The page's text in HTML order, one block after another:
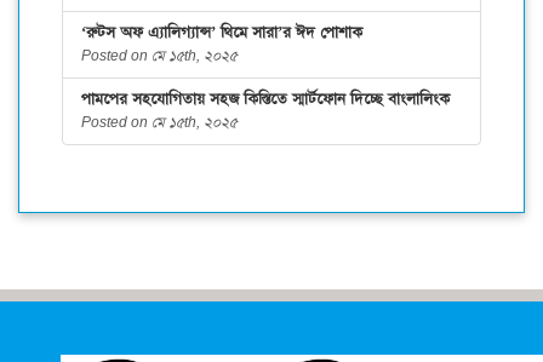
‘রুটস অফ এ্যালিগ্যান্স’ থিমে সারা’র ঈদ পোশাক
Posted on মে ১৫th, ২০২৫
পামপের সহযোগিতায় সহজ কিস্তিতে স্মার্টফোন দিচ্ছে বাংলালিংক
Posted on মে ১৫th, ২০২৫